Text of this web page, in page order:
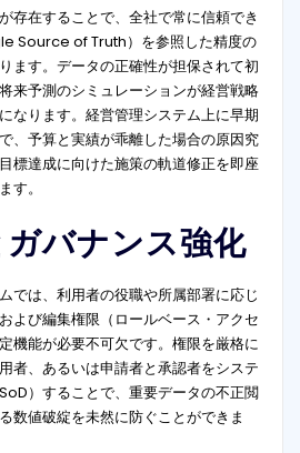
存在することで、全社で常に信頼でき
Source of Truth）を参照した精度の
ます。データの正確性が担保されて初
来予測のシミュレーションが経営戦略
なります。経営管理システム上に早期
、予算と実績が乖離した場合の原因究
標達成に向けた施策の軌道修正を即座
す。
バナンス強化
では、利用者の役職や所属部署に応じ
よび編集権限（ロールベース・アクセ
機能が必要不可欠です。権限を厳格に
者、あるいは申請者と承認者をシステ
）することで、重要データの不正閲
数値破綻を未然に防ぐことができま